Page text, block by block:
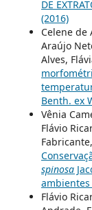
DE
(2016)
Celene de
Araújo
Alves,
Benth. ex
Vênia
Flávio
spinosa
ambientes
Flávio